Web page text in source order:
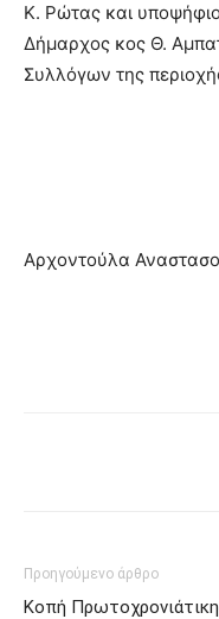
Κ. Ρώτας και
Δήμαρχος κος Θ.
Συλλόγων της
Αρχοντούλα
Προηγούμενο άρθρο
Κοπή